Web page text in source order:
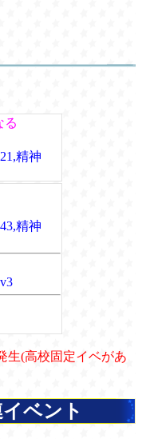
る
精神
精神
生(高校固定イベがあ
ベント